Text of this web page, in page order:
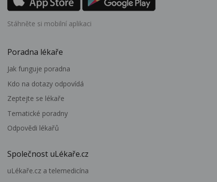
Stáhněte si mobilní aplikaci
Poradna lékaře
Jak funguje poradna
Kdo na dotazy odpovídá
Zeptejte se lékaře
Tematické poradny
Odpovědi lékařů
Společnost uLékaře.cz
uLékaře.cz a telemedicína